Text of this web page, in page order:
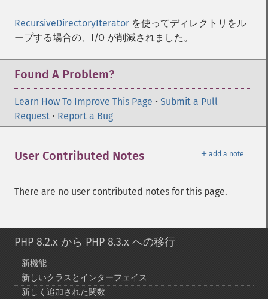
RecursiveDirectoryIterator を使ってディレクトリをル
ープする場合の、I/O が削減されました。
Found A Problem?
Learn How To Improve This Page • Submit a Pull
Request • Report a Bug
＋ add a note
User Contributed Notes
There are no user contributed notes for this page.
PHP 8.2.x から PHP 8.3.x への移行
新機能
新しいクラスとインターフェイス
新しく追加された関数